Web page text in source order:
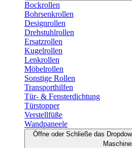
Bockrollen
Bohrsenkrollen
Designrollen
Drehstuhlrollen
Ersatzrollen
Kugelrollen
Lenkrollen
Möbelrollen
Sonstige Rollen
Transporthilfen
Tür- & Fensterdichtung
Türstopper
Verstellfüße
Wandpaneele
Öffne oder Schließe das